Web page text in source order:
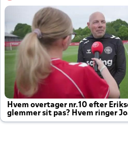
Hvem overtager nr.10 efter
glemmer sit pas? Hvem ringer
altid til efter kampe?